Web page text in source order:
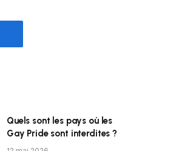
Quels sont les pays où les
Gay Pride sont interdites ?